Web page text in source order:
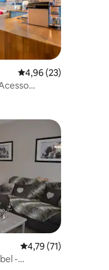
39avaliações
Classificação média
4,96 (23)
56avaliações
Classificação média
4,79 (71)
-